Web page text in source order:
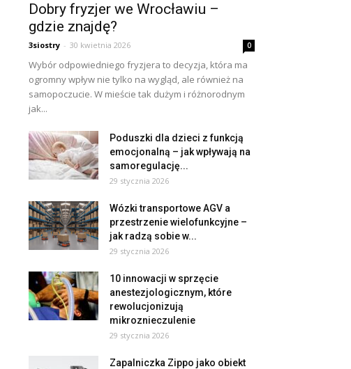
Dobry fryzjer we Wrocławiu –
gdzie znajdę?
3siostry - 30 kwietnia 2026 0
Wybór odpowiedniego fryzjera to decyzja, która ma
ogromny wpływ nie tylko na wygląd, ale również na
samopoczucie. W mieście tak dużym i różnorodnym
jak...
Poduszki dla dzieci z funkcją
emocjonalną – jak wpływają na
samoregulację...
29 stycznia 2026
Wózki transportowe AGV a
przestrzenie wielofunkcyjne –
jak radzą sobie w...
29 stycznia 2026
10 innowacji w sprzęcie
anestezjologicznym, które
rewolucjonizują
mikroznieczulenie
29 stycznia 2026
Zapalniczka Zippo jako obiekt